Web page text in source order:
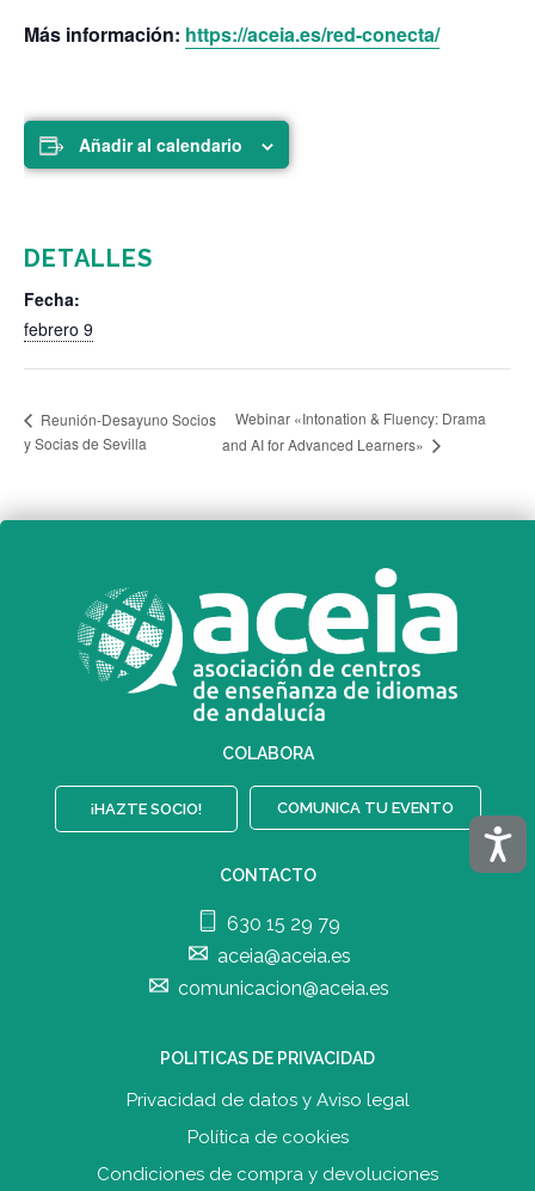
Más información: https://aceia.es/red-conecta/
Añadir al calendario
DETALLES
Fecha:
febrero 9
Reunión-Desayuno Socios
y Socias de Sevilla
Webinar «Intonation & Fluency: Drama
and AI for Advanced Learners»
COLABORA
¡HAZTE SOCIO! COMUNICA TU EVENTO
CONTACTO
630 15 29 79
aceia@aceia.es
comunicacion@aceia.es
POLITICAS DE PRIVACIDAD
Privacidad de datos y Aviso legal
Política de cookies
Condiciones de compra y devoluciones